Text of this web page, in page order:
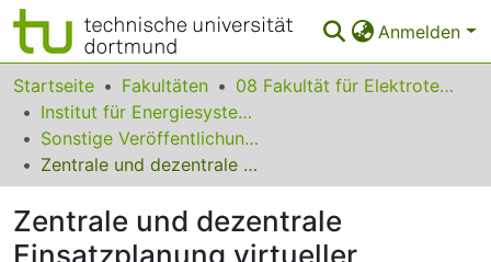
Anmelden
Bereiche & Sammlungen
Das gesamte Repositorium
Statistiken
FAQ
Startseite Fakultäten
08 Fakultät für Elektrotechnik und Informationstechnik
Institut für Energiesysteme, Energieeffizienz und Energiewirtschaft
Sonstige Veröffentlichungen (Institut für Energiesysteme, Energieeffizienz und Energiewirtschaft)
Zentrale und dezentrale Einsatzplanung virtueller Kraftwerke an Spot- und Regelleistungsmärkten
Zentrale und dezentrale
Einsatzplanung virtueller